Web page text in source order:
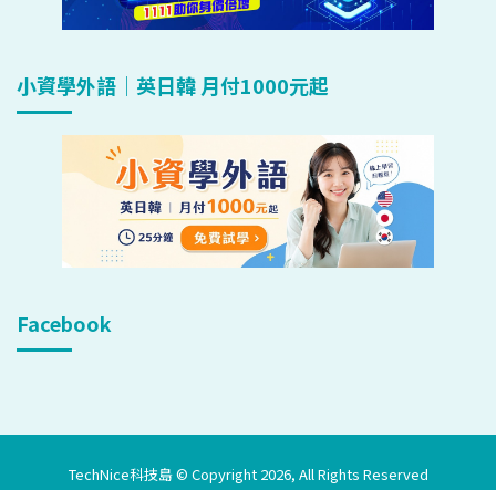
小資學外語｜英日韓 月付1000元起
Facebook
TechNice科技島 © Copyright 2026, All Rights Reserved